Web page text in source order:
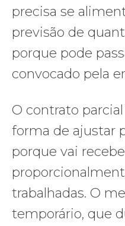
precisa se
previsão de
porque pode
convocado pela
O contrato
forma de ajustar
porque vai
trabalhadas. O
temporário, que